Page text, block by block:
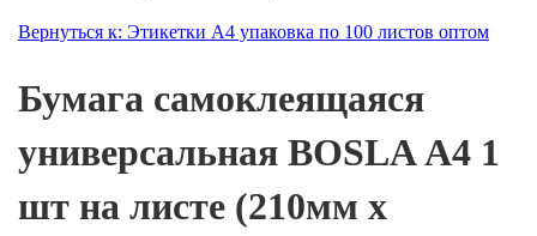
Вернуться к: Этикетки А4 упаковка по 100 листов оптом
Бумага самоклеящаяся
универсальная BOSLA А4 1
шт на листе (210мм х